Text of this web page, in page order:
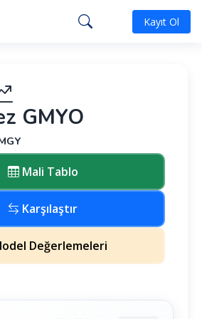
Kayıt Ol
GMYO
Mali Tablo
Karşılaştır
Değerlemeleri